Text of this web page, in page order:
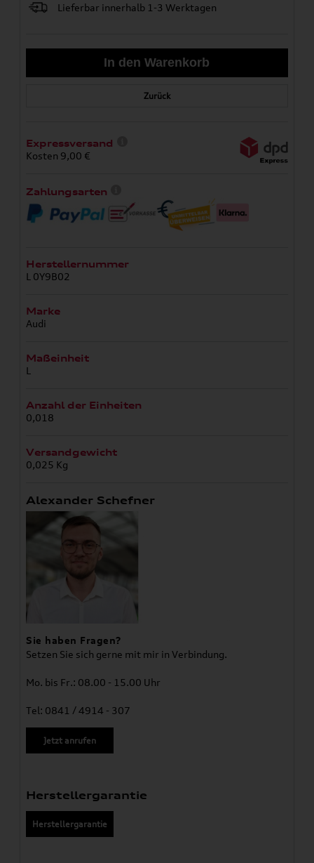
Lieferbar innerhalb 1-3 Werktagen
Zurück
Expressversand
Kosten 9,00 €
Zahlungsarten
Herstellernummer
L 0Y9B02
Marke
Audi
Maßeinheit
L
Anzahl der Einheiten
0,018
Versandgewicht
0,025 Kg
Alexander Schefner
Sie haben Fragen?
Setzen Sie sich gerne mit mir in Verbindung.
Mo. bis Fr.: 08.00 - 15.00 Uhr
Tel: 0841 / 4914 - 307
Jetzt anrufen
Herstellergarantie
Herstellergarantie